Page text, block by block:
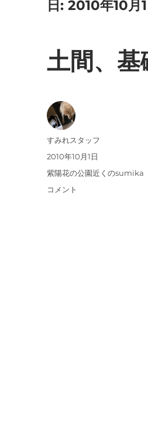
日:2010年10月1
土間、基
投
稿
すみれスタッフ
投
稿
2010年10月1日
カ
紫陽花の公園近くのsumika
土
コメント